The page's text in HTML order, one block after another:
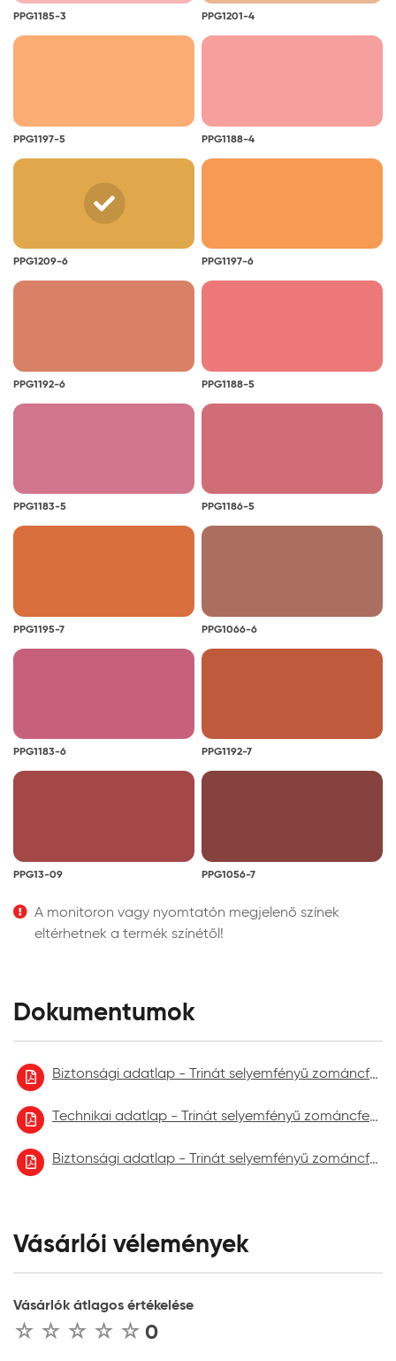
elveszítheti eredeti színét, és sárgás árnyalatot
kaphat. A sárgulás bekövetkezhet azokon a már
festett felületeken is, amelyek nem kapnak
PPG1185-3 PPG1201-4
PPG1197-5 PPG1188-4
PPG1209-6 PPG1197-6
PPG1192-6 PPG1188-5
PPG1183-5 PPG1186-5
PPG1195-7 PPG1066-6
PPG1183-6 PPG1192-7
PPG13-09 PPG1056-7
A monitoron vagy nyomtatón megjelenő színek
eltérhetnek a termék színétől!
Dokumentumok
Biztonsági adatlap - Trinát selyemfényű zománcfesték
Technikai adatlap - Trinát selyemfényű zománcfesték
Biztonsági adatlap - Trinát selyemfényű zománcfesték 2023.02.
Vásárlói vélemények
Vásárlók átlagos értékelése
0